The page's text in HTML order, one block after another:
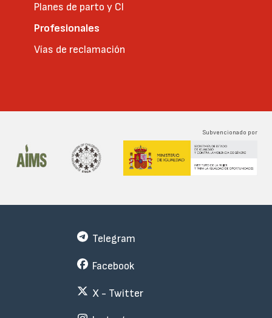
Planes de parto y CI
Profesionales
Vías de reclamación
Subvencionado por
Telegram
Facebook
X - Twitter